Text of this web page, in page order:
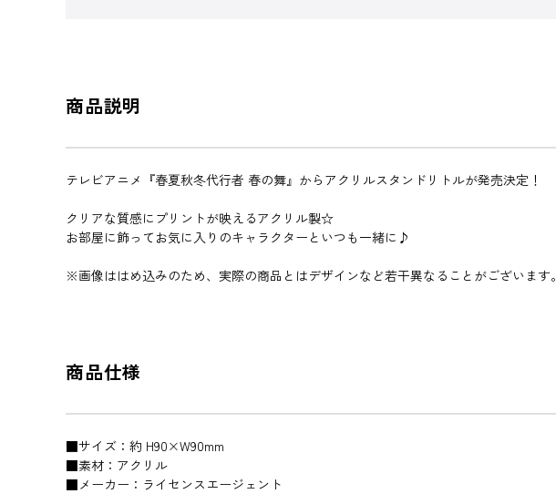
商品説明
テレビアニメ『春夏秋冬代行者 春の舞』からアクリルスタンドリトルが発売決定！
クリアな質感にプリントが映えるアクリル製☆
お部屋に飾ってお気に入りのキャラクターといつも一緒に♪
※画像ははめ込みのため、実際の商品とはデザインなど若干異なることがございます。
商品仕様
■サイズ：約 H90×W90mm
■素材：アクリル
■メーカー：ライセンスエージェント